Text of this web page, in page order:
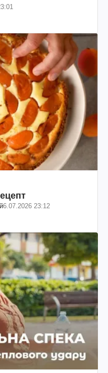
6.07.2026 23:12